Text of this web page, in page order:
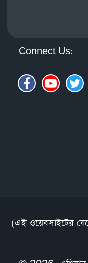
Connect Us:
(এই ওয়েবসাইটের